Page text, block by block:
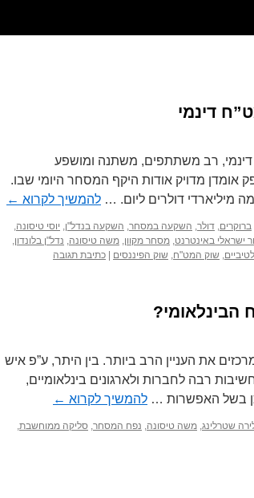
דינמי
רב משתתפים, משתנה ומושפע
אומדן מדויק אודות היקף המסחר היומי שבו.
מיליארדי דולרים ליום. … להמשיך לקרוא ←
ברוקרים, דולר, השקעה במסחר, השקעה בנדל"ן, יוסי טיסונה,
ישראלי באינטרנט, מסחר מקוון, משה טיסונה, נדל"ן בלונדון,
, שוק המט"ח, שוק הפיננסים כתיבת תגובה
את העניין הרב ביותר. בין היתר, ע”פ איש
רבה לחברות ולארגונים בינלאומיים,
בשל האפשרות … להמשיך לקרוא ←
שטרלינג, משה טיסונה, נפח המסחר, סליקה ממוחשבת,